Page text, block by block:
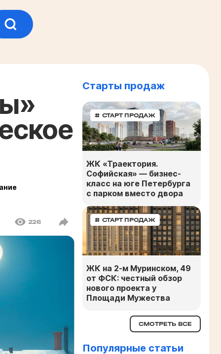
226
Старты продаж
# СТАРТ ПРОДАЖ
ЖК «Траектория.
Софийская» — бизнес-
класс на юге Петербурга
с парком вместо двора
# СТАРТ ПРОДАЖ
ЖК на 2-м Муринском, 49
от ФСК: честный обзор
нового проекта у
Площади Мужества
СМОТРЕТЬ ВСЕ
Популярные статьи